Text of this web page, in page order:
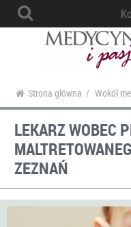
Strona główna / Wokół
LEKARZ WOBEC
ZEZNAŃ